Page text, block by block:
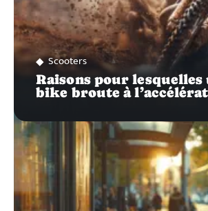
Scooters
Raisons pour
bike broute à